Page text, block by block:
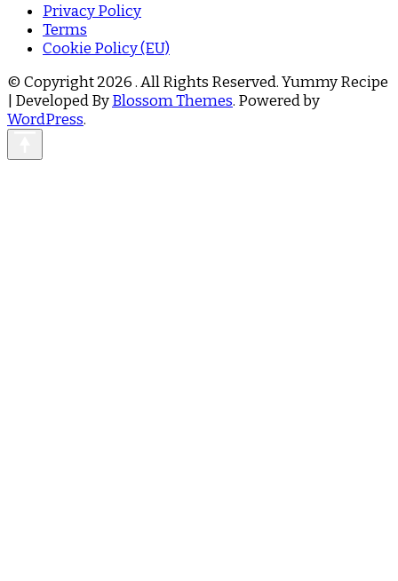
Privacy Policy
Terms
Cookie Policy (EU)
© Copyright 2026. All Rights Reserved.Yummy Recipe
| Developed ByBlossom Themes. Powered by
WordPress.